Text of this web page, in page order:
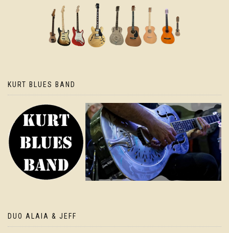
KURT BLUES BAND
DUO ALAIA & JEFF